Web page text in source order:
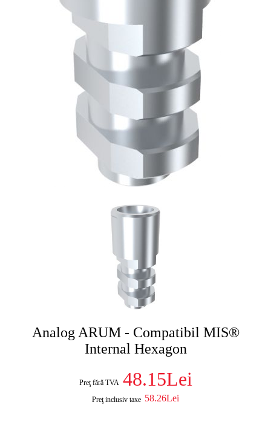
Analog ARUM - Compatibil MIS®
Internal Hexagon
Preţ fără TVA 48.15Lei
Preţ inclusiv taxe 58.26Lei